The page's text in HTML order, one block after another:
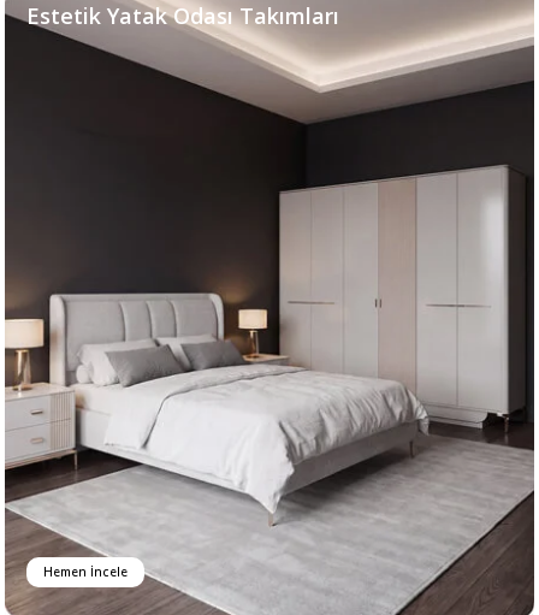
Estetik Yatak Odası Takımları
Hemen İncele